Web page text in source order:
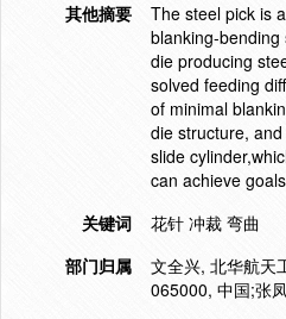
其他摘要
The steel pick is
blanking-
die producing
solved feeding
of minimal
die structure,
slide
can achieve
关键词
花针 冲裁 弯曲
部门归属
文全兴, 北华航天
065000, 中国;张